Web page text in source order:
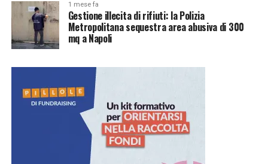
1 mese fa
Gestione illecita di rifiuti: la Polizia
Metropolitana sequestra area abusiva di 300
mq a Napoli